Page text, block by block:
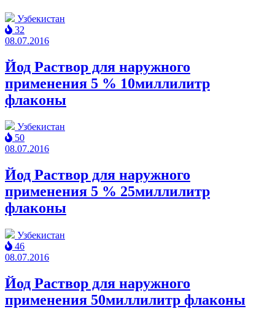
Узбекистан
32
08.07.2016
Йод Раствор для наружного
применения 5 % 10миллилитр
флаконы
Узбекистан
50
08.07.2016
Йод Раствор для наружного
применения 5 % 25миллилитр
флаконы
Узбекистан
46
08.07.2016
Йод Раствор для наружного
применения 50миллилитр флаконы